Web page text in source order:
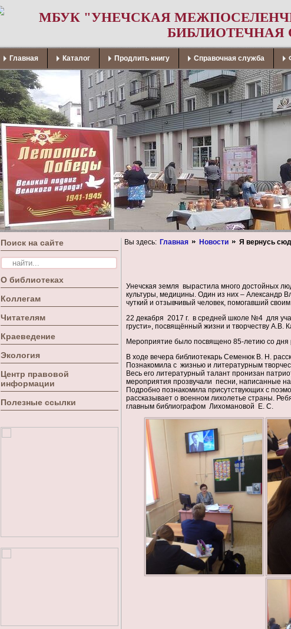
МБУК "УНЕЧСКАЯ
БИБЛИОТЕЧНАЯ
Главная Каталог Продлить книгу Справочная служба
Поиск на сайте
О библиотеках
Коллегам
Читателям
Краеведение
Экология
Центр правовой
информации
Полезные ссылки
Вы здесь: Главная Новости Я вернусь
Унечская земля вырастила много достойных
культуры, медицины. Один из них – Александр
чуткий и отзывчивый человек, помогавший
22 декабря 2017 г. в средней школе №4 для
грусти», посвящённый жизни и творчеству А.В.
Мероприятие было посвящено 85-летию со
В ходе вечера библиотекарь Семенюк В. Н.
Познакомила с жизнью и литературным
Весь его литературный талант пронизан
мероприятия прозвучали песни, написанные
Подробно познакомила присутствующих с
рассказывает о военном лихолетье страны.
главным библиографом Лихомановой Е. С.